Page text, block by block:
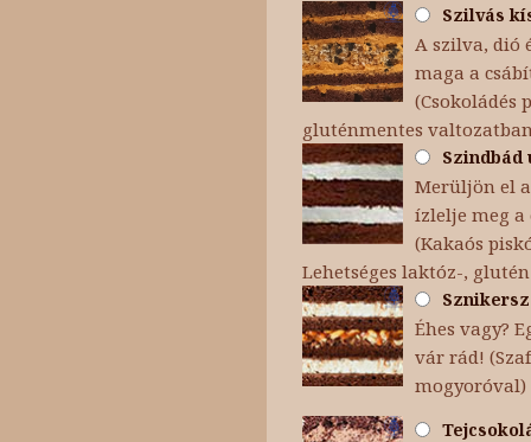
Szilvás
A szilva, dió
maga a
(Csokoládés
gluténmentes
Szindbád
Merüljön el
ízlelje meg a
(Kakaós
Lehetséges laktóz-,
Éhes vagy?
vár rád!
mogyoróval)